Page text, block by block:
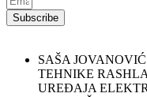
Subscribe
SAŠA
TEHNIKE
UREĐAJA